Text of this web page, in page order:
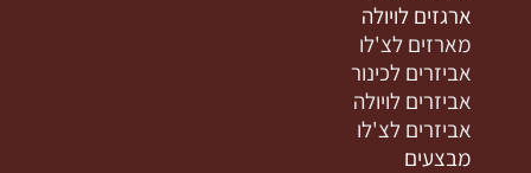
ארגזים לויולה
מארזים לצ'לו
אביזרים לכינור
אביזרים לויולה
אביזרים לצ'לו
מבצעים